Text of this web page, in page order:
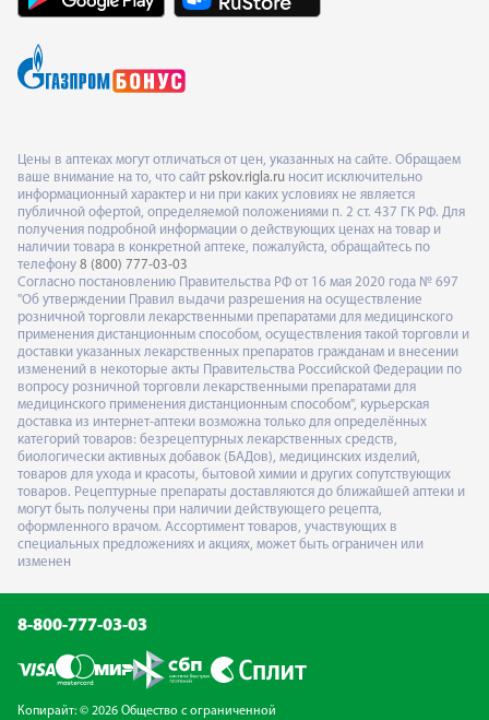
Цены в аптеках могут отличаться от цен, указанных на сайте. Обращаем
ваше внимание на то, что сайт pskov.rigla.ru носит исключительно
информационный характер и ни при каких условиях не является
публичной офертой, определяемой положениями п. 2 ст. 437 ГК РФ. Для
получения подробной информации о действующих ценах на товар и
наличии товара в конкретной аптеке, пожалуйста, обращайтесь по
телефону 8 (800) 777-03-03
Согласно постановлению Правительства РФ от 16 мая 2020 года № 697
"Об утверждении Правил выдачи разрешения на осуществление
розничной торговли лекарственными препаратами для медицинского
применения дистанционным способом, осуществления такой торговли и
доставки указанных лекарственных препаратов гражданам и внесении
изменений в некоторые акты Правительства Российской Федерации по
вопросу розничной торговли лекарственными препаратами для
медицинского применения дистанционным способом", курьерская
доставка из интернет-аптеки возможна только для определённых
категорий товаров: безрецептурных лекарственных средств,
биологически активных добавок (БАДов), медицинских изделий,
товаров для ухода и красоты, бытовой химии и других сопутствующих
товаров. Рецептурные препараты доставляются до ближайшей аптеки и
могут быть получены при наличии действующего рецепта,
оформленного врачом. Ассортимент товаров, участвующих в
специальных предложениях и акциях, может быть ограничен или
изменен
8-800-777-03-03
Копирайт: © 2026 Общество с ограниченной